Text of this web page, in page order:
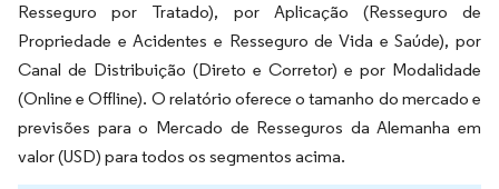
Resseguro por Tratado), por Aplicação (Resseguro de
Propriedade e Acidentes e Resseguro de Vida e Saúde), por
Canal de Distribuição (Direto e Corretor) e por Modalidade
(Online e Offline). O relatório oferece o tamanho do mercado e
previsões para o Mercado de Resseguros da Alemanha em
valor (USD) para todos os segmentos acima.